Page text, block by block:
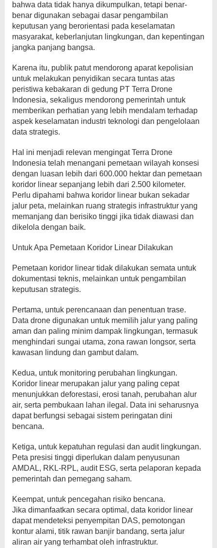
bahwa data tidak hanya dikumpulkan, tetapi benar-
benar digunakan sebagai dasar pengambilan
keputusan yang berorientasi pada keselamatan
masyarakat, keberlanjutan lingkungan, dan kepentingan
jangka panjang bangsa.
Karena itu, publik patut mendorong aparat kepolisian
untuk melakukan penyidikan secara tuntas atas
peristiwa kebakaran di gedung PT Terra Drone
Indonesia, sekaligus mendorong pemerintah untuk
memberikan perhatian yang lebih mendalam terhadap
aspek keselamatan industri teknologi dan pengelolaan
data strategis.
Hal ini menjadi relevan mengingat Terra Drone
Indonesia telah menangani pemetaan wilayah konsesi
dengan luasan lebih dari 600.000 hektar dan pemetaan
koridor linear sepanjang lebih dari 2.500 kilometer.
Perlu dipahami bahwa koridor linear bukan sekadar
jalur peta, melainkan ruang strategis infrastruktur yang
memanjang dan berisiko tinggi jika tidak diawasi dan
dikelola dengan baik.
Untuk Apa Pemetaan Koridor Linear Dilakukan
Pemetaan koridor linear tidak dilakukan semata untuk
dokumentasi teknis, melainkan untuk pengambilan
keputusan strategis.
Pertama, untuk perencanaan dan penentuan trase.
Data drone digunakan untuk memilih jalur yang paling
aman dan paling minim dampak lingkungan, termasuk
menghindari sungai utama, zona rawan longsor, serta
kawasan lindung dan gambut dalam.
Kedua, untuk monitoring perubahan lingkungan.
Koridor linear merupakan jalur yang paling cepat
menunjukkan deforestasi, erosi tanah, perubahan alur
air, serta pembukaan lahan ilegal. Data ini seharusnya
dapat berfungsi sebagai sistem peringatan dini
bencana.
Ketiga, untuk kepatuhan regulasi dan audit lingkungan.
Peta presisi tinggi diperlukan dalam penyusunan
AMDAL, RKL-RPL, audit ESG, serta pelaporan kepada
pemerintah dan pemegang saham.
Keempat, untuk pencegahan risiko bencana.
Jika dimanfaatkan secara optimal, data koridor linear
dapat mendeteksi penyempitan DAS, pemotongan
kontur alami, titik rawan banjir bandang, serta jalur
aliran air yang terhambat oleh infrastruktur.